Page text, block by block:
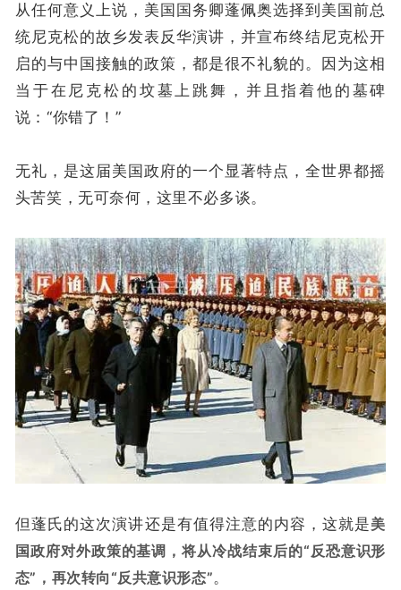
从任何意义上说，美国国务卿蓬佩奥选择到美国前总
统尼克松的故乡发表反华演讲，并宣布终结尼克松开
启的与中国接触的政策，都是很不礼貌的。因为这相
当于在尼克松的坟墓上跳舞，并且指着他的墓碑
说：“你错了！”
无礼，是这届美国政府的一个显著特点，全世界都摇
头苦笑，无可奈何，这里不必多谈。
但蓬氏的这次演讲还是有值得注意的内容，这就是美
国政府对外政策的基调，将从冷战结束后的“反恐意识形
态”，再次转向“反共意识形态”。